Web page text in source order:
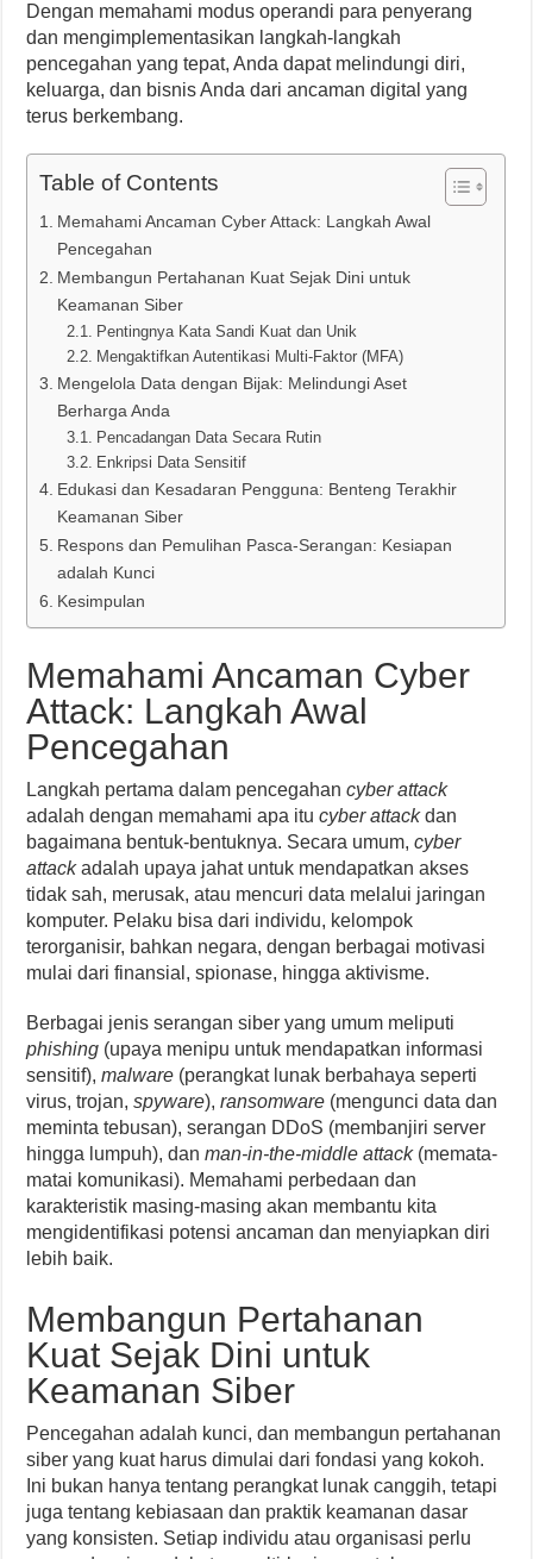
Dengan memahami modus operandi para penyerang
dan mengimplementasikan langkah-langkah
pencegahan yang tepat, Anda dapat melindungi diri,
keluarga, dan bisnis Anda dari ancaman digital yang
terus berkembang.
Table of Contents
Memahami Ancaman Cyber Attack: Langkah Awal
Pencegahan
Membangun Pertahanan Kuat Sejak Dini untuk
Keamanan Siber
Pentingnya Kata Sandi Kuat dan Unik
Mengaktifkan Autentikasi Multi-Faktor (MFA)
Mengelola Data dengan Bijak: Melindungi Aset
Berharga Anda
Pencadangan Data Secara Rutin
Enkripsi Data Sensitif
Edukasi dan Kesadaran Pengguna: Benteng Terakhir
Keamanan Siber
Respons dan Pemulihan Pasca-Serangan: Kesiapan
adalah Kunci
Kesimpulan
Memahami Ancaman Cyber
Attack: Langkah Awal
Pencegahan
Langkah pertama dalam pencegahancyber attack
adalah dengan memahami apa itucyber attackdan
bagaimana bentuk-bentuknya. Secara umum,cyber
attackadalah upaya jahat untuk mendapatkan akses
tidak sah, merusak, atau mencuri data melalui jaringan
komputer. Pelaku bisa dari individu, kelompok
terorganisir, bahkan negara, dengan berbagai motivasi
mulai dari finansial, spionase, hingga aktivisme.
Berbagai jenis serangan siber yang umum meliputi
phishing (upaya menipu untuk mendapatkan informasi
sensitif),malware (perangkat lunak berbahaya seperti
virus, trojan,spyware),ransomware (mengunci data dan
meminta tebusan), serangan DDoS (membanjiri server
hingga lumpuh), danman-in-the-middle attack(memata-
matai komunikasi). Memahami perbedaan dan
karakteristik masing-masing akan membantu kita
mengidentifikasi potensi ancaman dan menyiapkan diri
lebih baik.
Membangun Pertahanan
Kuat Sejak Dini untuk
Keamanan Siber
Pencegahan adalah kunci, dan membangun pertahanan
siber yang kuat harus dimulai dari fondasi yang kokoh.
Ini bukan hanya tentang perangkat lunak canggih, tetapi
juga tentang kebiasaan dan praktik keamanan dasar
yang konsisten. Setiap individu atau organisasi perlu